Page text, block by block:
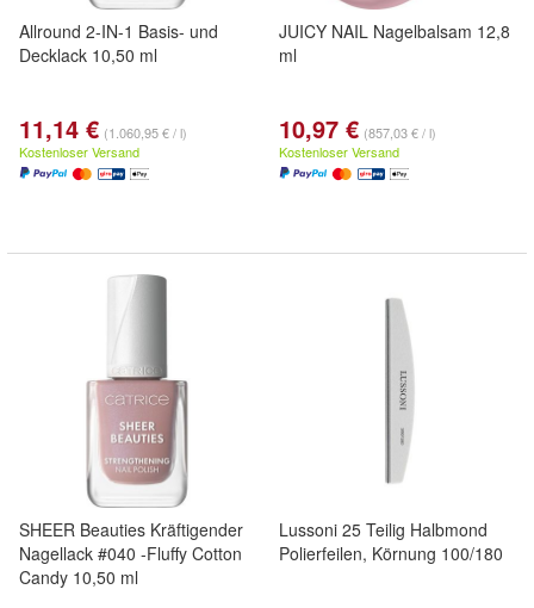
Allround 2-IN-1 Basis- und
Decklack 10,50 ml
11,14 € (1.060,95 € / l)
Kostenloser Versand
JUICY NAIL Nagelbalsam 12,8
ml
10,97 € (857,03 € / l)
Kostenloser Versand
SHEER Beauties Kräftigender
Nagellack #040 -Fluffy Cotton
Candy 10,50 ml
Lussoni 25 Teilig Halbmond
Polierfeilen, Körnung 100/180